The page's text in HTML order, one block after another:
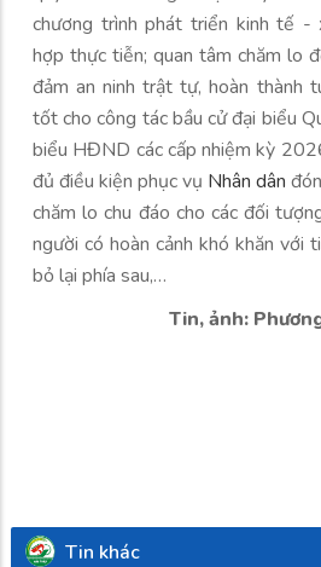
chương trình phát triển kinh tế -
hợp thực tiễn; quan tâm chăm lo
đảm an ninh trật tự, hoàn thành
tốt cho công tác bầu cử đại biểu
biểu HĐND các cấp nhiệm kỳ
đủ điều kiện phục vụ Nhân dân
chăm lo chu đáo cho các đối
người có hoàn cảnh khó khăn với
bỏ lại phía sau,…
Tin, ảnh:
Tin khác